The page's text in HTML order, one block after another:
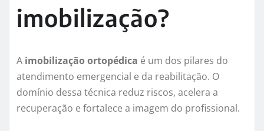
imobilização?
A imobilização ortopédica é um dos pilares do
atendimento emergencial e da reabilitação. O
domínio dessa técnica reduz riscos, acelera a
recuperação e fortalece a imagem do profissional.